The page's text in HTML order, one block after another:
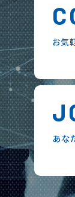
お気
あな